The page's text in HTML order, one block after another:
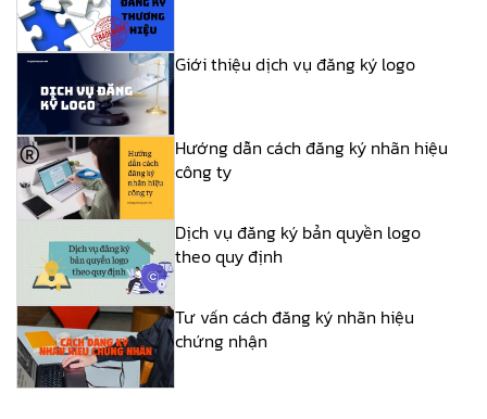
Giới thiệu dịch vụ đăng ký logo
Hướng dẫn cách đăng ký nhãn hiệu
công ty
Dịch vụ đăng ký bản quyền logo
theo quy định
Tư vấn cách đăng ký nhãn hiệu
chứng nhận